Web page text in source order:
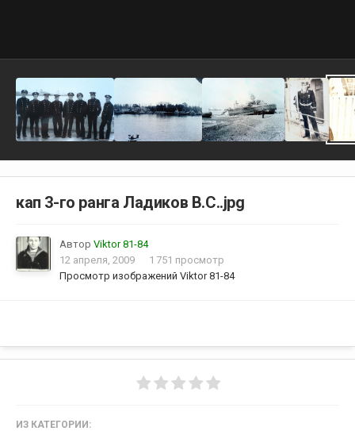
кап 3-го ранга Ладиков В.С..jpg
Автор Viktor 81-84
12 апреля, 2009
1 751 просмотр
Просмотр изображений Viktor 81-84
ИЗ КАТЕГОРИИ: